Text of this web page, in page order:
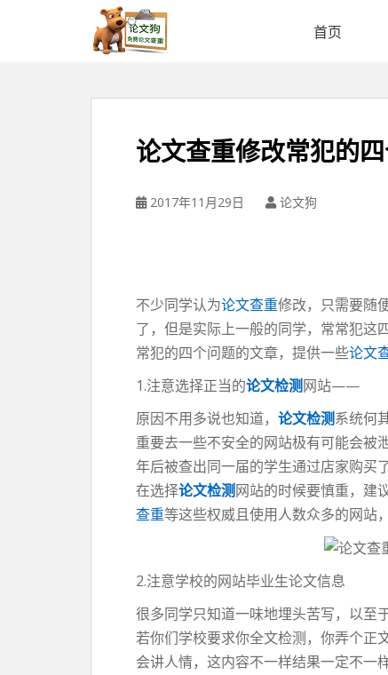
首页
论文查重修改常犯的
2017年11月29日 论文狗
不少同学认为论文查重修改，只需要随
了，但是实际上一般的同学，常常犯这
常犯的四个问题的文章，提供一些论文
1.注意选择正当的论文检测网站——
原因不用多说也知道， 论文检测系统何
重要去一些不安全的网站极有可能会被
年后被查出同一届的学生通过店家购买
在选择论文检测网站的时候要慎重，建
查重等这些权威且使用人数众多的网站
2.注意学校的网站毕业生论文信息
很多同学只知道一味地埋头苦写，以至
若你们学校要求你全文检测，你弄个正
会讲人情，这内容不一样结果一定不一